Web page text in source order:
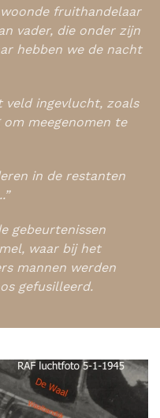
fruithandelaar
vader, die onder zijn
hebben we de nacht
veld ingevlucht, zoals
meegenomen te
in de restanten
gebeurtenissen
waar bij het
mannen werden
gefusilleerd.